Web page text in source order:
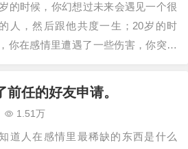
不擅长说动人的情话，但却能在每一
需要你的时刻…
的时候，你幻想过未来会遇见一个很
人，然后跟他共度一生；20岁的时
你在感情里遭遇了一些伤害，你突然
你到了25岁，你看着身边的人陆陆续
恋爱、结婚，可自己还始终单身，你
感到迷茫、焦虑，担心自己会孤独终
直到后来，在一个很平常的晚上，你
前任的好友申请。
1.51万
道人在感情里最稀缺的东西是什么